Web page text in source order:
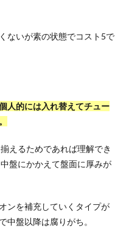
ないが素の状態でコスト5で
人的には入れ替えてチュー
えるためであれば理解でき
盤にかかえて盤面に厚みが
ンを補充していくタイプが
中盤以降は腐りがち。